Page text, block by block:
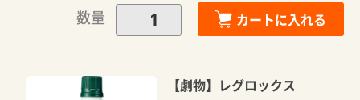
数量
カートに入れる
【劇物】レグロックス